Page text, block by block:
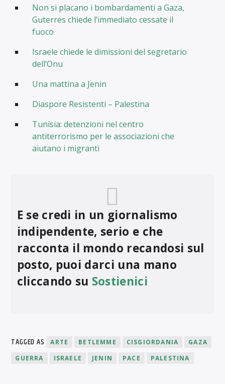
Non si placano i bombardamenti a Gaza,
Guterres chiede l’immediato cessate il
fuoco
Israele chiede le dimissioni del segretario
dell’Onu
Una mattina a Jenin
Diaspore Resistenti – Palestina
Tunisia: detenzioni nel centro
antiterrorismo per le associazioni che
aiutano i migranti
E se credi in un giornalismo
indipendente, serio e che
racconta il mondo recandosi sul
posto, puoi darci una mano
cliccando su Sostienici
TAGGED AS ARTE BETLEMME CISGIORDANIA
GAZA
GUERRA
ISRAELE JENIN PACE PALESTINA